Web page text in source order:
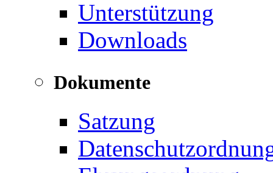
Unterstützung
Downloads
Dokumente
Satzung